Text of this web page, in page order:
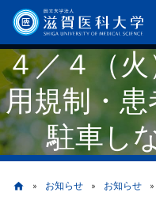
４／４（
用規制・
駐車し
home お知らせ お知らせ